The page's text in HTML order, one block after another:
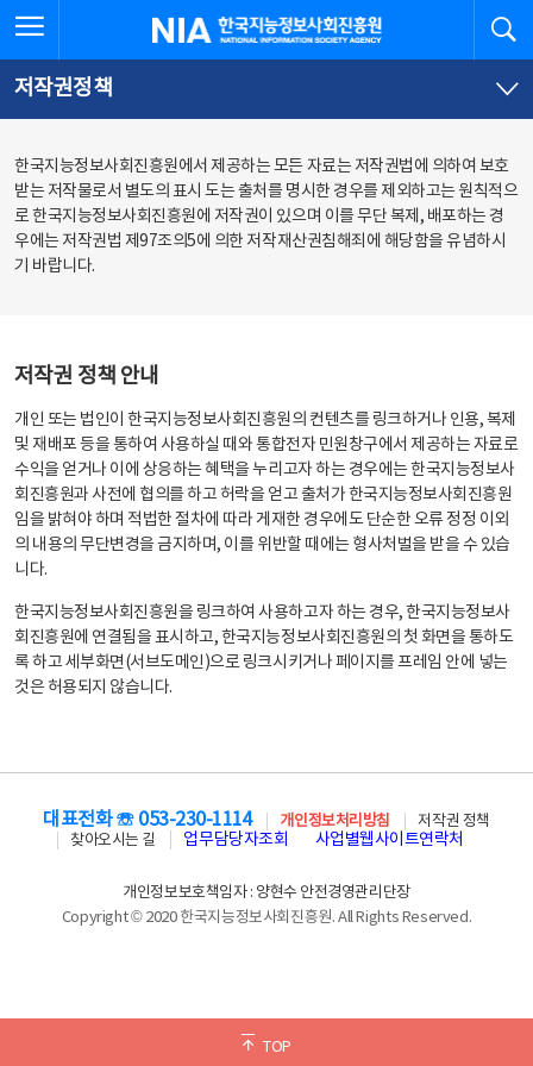
문
로
가
체
뉴
바
가
한국지능정보사회진흥원
저작권정책
한국지능정보사회진흥원에서 제공하는 모든 자료는 저작권법에 의하여 보호
받는 저작물로서 별도의 표시 도는 출처를 명시한 경우를 제외하고는 원칙적으
로 한국지능정보사회진흥원에 저작권이 있으며 이를 무단 복제, 배포하는 경
우에는 저작권법 제97조의5에 의한 저작재산권침해죄에 해당함을 유념하시
기 바랍니다.
저작권 정책 안내
개인 또는 법인이 한국지능정보사회진흥원의 컨텐츠를 링크하거나 인용, 복제
및 재배포 등을 통하여 사용하실 때와 통합전자 민원창구에서 제공하는 자료로
수익을 얻거나 이에 상응하는 혜택을 누리고자 하는 경우에는 한국지능정보사
회진흥원과 사전에 협의를 하고 허락을 얻고 출처가 한국지능정보사회진흥원
임을 밝혀야 하며 적법한 절차에 따라 게재한 경우에도 단순한 오류 정정 이외
의 내용의 무단변경을 금지하며, 이를 위반할 때에는 형사처벌을 받을 수 있습
니다.
한국지능정보사회진흥원을 링크하여 사용하고자 하는 경우, 한국지능정보사
회진흥원에 연결됨을 표시하고, 한국지능정보사회진흥원의 첫 화면을 통하도
록 하고 세부화면(서브도메인)으로 링크시키거나 페이지를 프레임 안에 넣는
것은 허용되지 않습니다.
TOP
대표전화 ☏ 053-230-1114 개인정보처리방침
저작권 정책
찾아오시는 길
업무담당자조회 사업별웹사이트연락처
개인정보보호책임자 : 양현수 안전경영관리단장
Copyright © 2020 한국지능정보사회진흥원. All Rights Reserved.